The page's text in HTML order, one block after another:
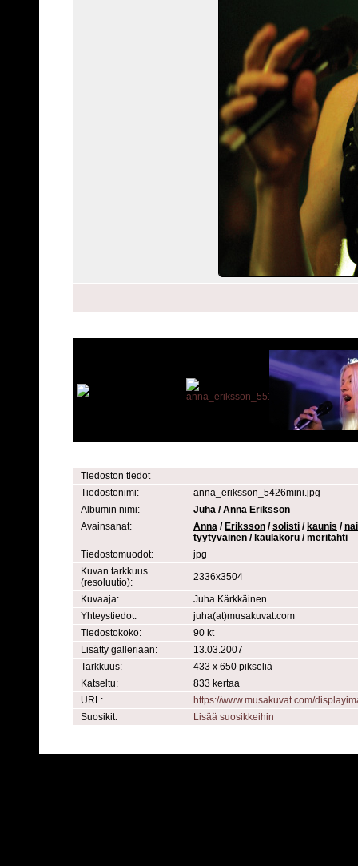
Tiedoston tiedot
Tiedostonimi:
anna_eriksson_5426mini.jpg
Albumin nimi:
Juha /Anna Eriksson
Avainsanat:
Anna / Eriksson /solisti / kaunis /
tyytyväinen / kaulakoru /meritähti
Tiedostomuodot:
jpg
Kuvan tarkkuus
(resoluutio):
2336x3504
Kuvaaja:
Juha Kärkkäinen
Yhteystiedot:
juha(at)musakuvat.com
Tiedostokoko:
90 kt
Lisätty galleriaan:
13.03.2007
Tarkkuus:
433 x 650 pikseliä
Katseltu:
833 kertaa
URL:
https://www.musakuvat.com/
Suosikit:
Lisää suosikkeihin